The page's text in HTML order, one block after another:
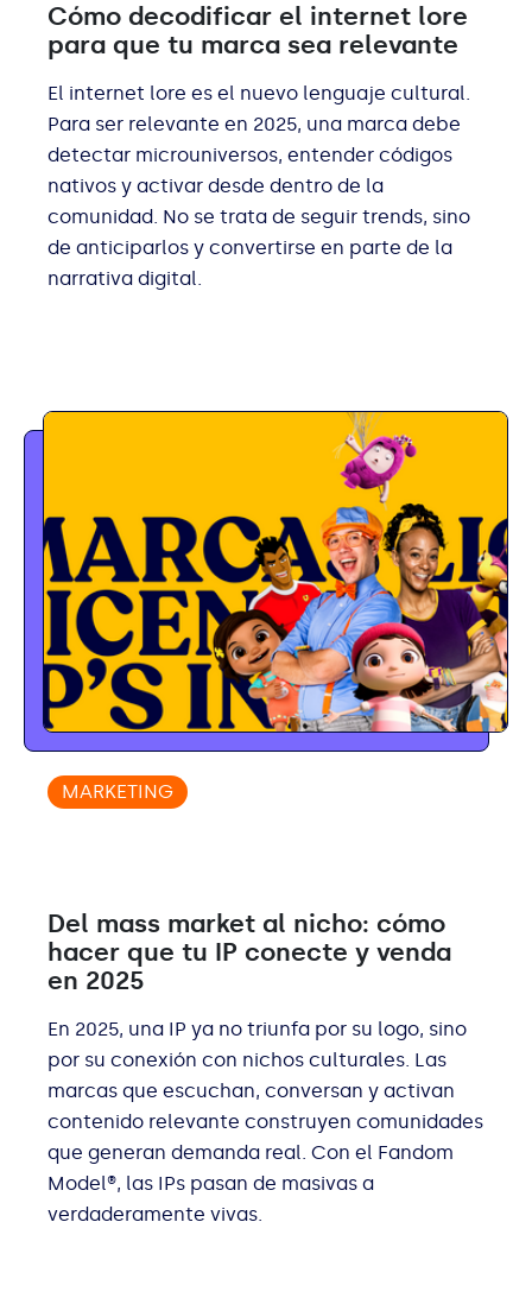
Cómo decodificar el internet lore
para que tu marca sea relevante
El internet lore es el nuevo lenguaje cultural.
Para ser relevante en 2025, una marca debe
detectar microuniversos, entender códigos
nativos y activar desde dentro de la
comunidad. No se trata de seguir trends, sino
de anticiparlos y convertirse en parte de la
narrativa digital.
MARKETING
Del mass market al nicho: cómo
hacer que tu IP conecte y venda
en 2025
En 2025, una IP ya no triunfa por su logo, sino
por su conexión con nichos culturales. Las
marcas que escuchan, conversan y activan
contenido relevante construyen comunidades
que generan demanda real. Con el Fandom
Model®, las IPs pasan de masivas a
verdaderamente vivas.